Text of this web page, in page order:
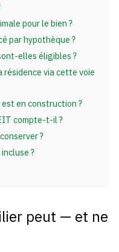
pour le bien ?
par hypothèque ?
elles éligibles ?
résidence via cette voie
en construction ?
compte-t-il ?
?
?
peut — et ne